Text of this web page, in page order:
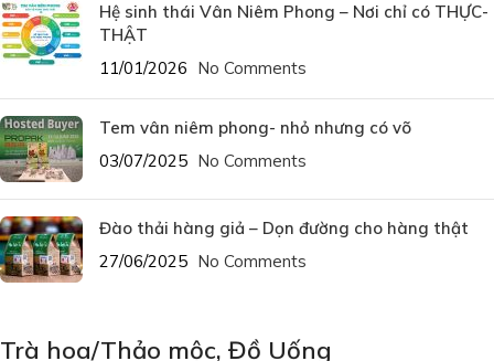
Hệ sinh thái Vân Niêm Phong – Nơi chỉ có THỰC-
THẬT
11/01/2026 No Comments
Tem vân niêm phong- nhỏ nhưng có võ
03/07/2025 No Comments
Đào thải hàng giả – Dọn đường cho hàng thật
27/06/2025 No Comments
Trà hoa/Thảo mộc, Đồ Uống